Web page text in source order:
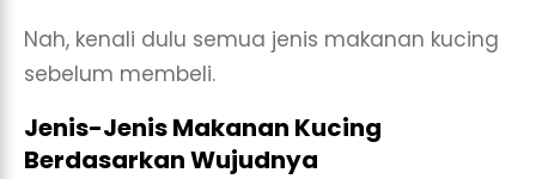
Nah, kenali dulu semua jenis makanan kucing
sebelum membeli.
Jenis-Jenis Makanan Kucing
Berdasarkan Wujudnya